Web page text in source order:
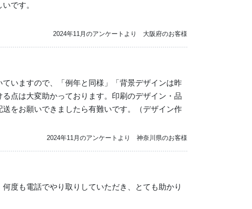
です。
2024年11月のアンケートより 大阪府のお客様
いますので、「例年と同様」「背景デザインは昨
点は大変助かっております。印刷のデザイン・品
をお願いできましたら有難いです。（デザイン作
2024年11月のアンケートより 神奈川県のお客様
度も電話でやり取りしていただき、とても助かり